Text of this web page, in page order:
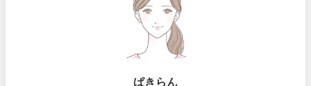
ぱきらん